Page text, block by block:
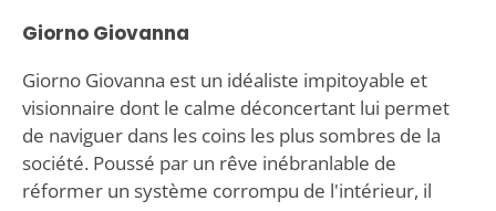
Giorno Giovanna
Giorno Giovanna est un idéaliste impitoyable et
visionnaire dont le calme déconcertant lui permet
de naviguer dans les coins les plus sombres de la
société. Poussé par un rêve inébranlable de
réformer un système corrompu de l'intérieur, il